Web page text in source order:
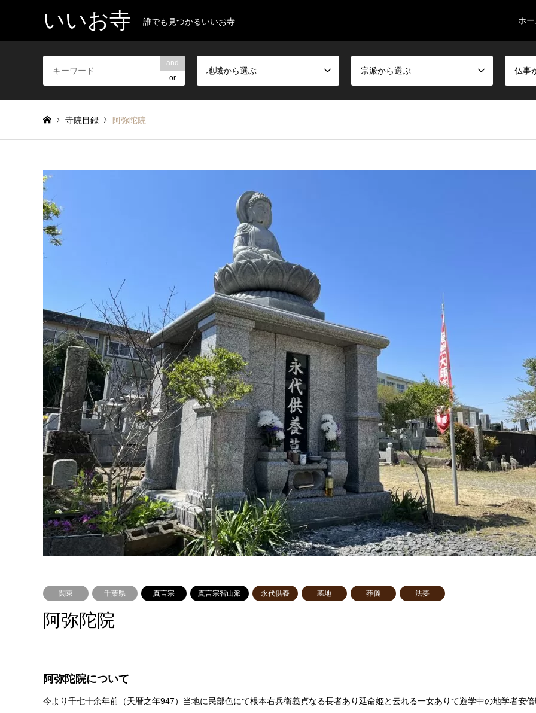
いいお寺 誰でも見つかるいいお寺 ホ
and
or
地域から選ぶ 宗派から選ぶ 仏事
寺院目録 阿弥陀院
関東 千葉県 真言宗 真言宗智山派 永代供養 墓地 葬儀 法要
阿弥陀院
阿弥陀院について
今より千七十余年前（天暦之年947）当地に民部色にて根本右兵衛義貞なる長者あり延命姫と云れる一女ありて遊学中の地学者安